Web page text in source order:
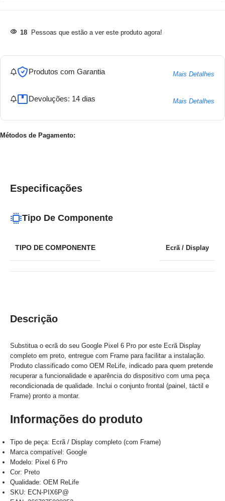
18 Pessoas que estão a ver este produto agora!
Produtos com Garantia Mais Detalhes
Devoluções: 14 dias Mais Detalhes
Métodos de Pagamento:
Descrição
Substitua o ecrã do seu Google Pixel 6 Pro por este Ecrã Display
completo em preto, entregue com Frame para facilitar a instalação.
Produto classificado como OEM ReLife, indicado para quem pretende
recuperar a funcionalidade e aparência do dispositivo com uma peça
recondicionada de qualidade. Inclui o conjunto frontal (painel, táctil e
Frame) pronto a montar.
Informações do produto
Tipo de peça: Ecrã / Display completo (com Frame)
Marca compatível: Google
Modelo: Pixel 6 Pro
Cor: Preto
Qualidade: OEM ReLife
SKU: ECN-PIX6P@
Especificações
Tipo De Componente
TIPO DE COMPONENTE Ecrã / Display